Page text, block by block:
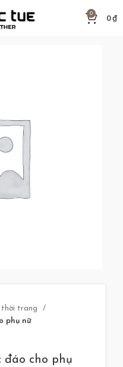
0 0₫
thời trang
phụ nữ
đáo cho phụ